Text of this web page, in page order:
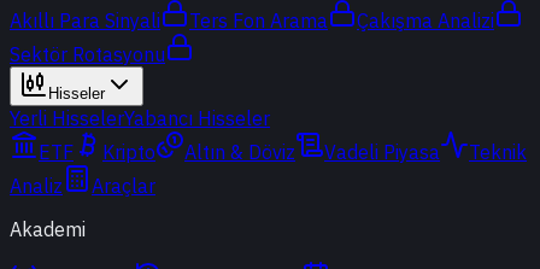
Akıllı Para Sinyali
Ters Fon Arama
Çakışma Analizi
Sektör Rotasyonu
Hisseler
Yerli HisselerYabancı Hisseler
ETF
Kripto Altın & Döviz Vadeli Piyasa
Teknik
Analiz
Araçlar
Akademi